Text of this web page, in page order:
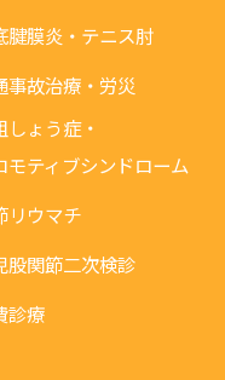
腱膜炎・テニス肘
事故治療・労災
しょう症・
モティブシンドローム
リウマチ
股関節二次検診
診療